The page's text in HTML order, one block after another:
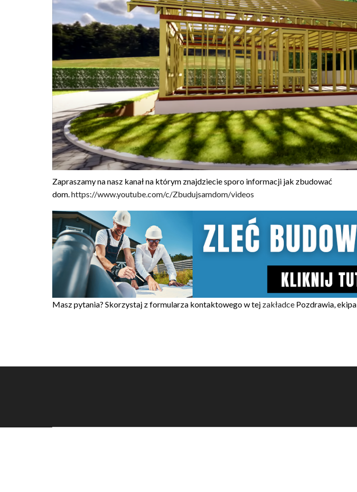
Zapraszamy na nasz kanał na którym znajdziecie sporo informacji jak zbudować
dom.https://www.youtube.com/c/Zbudujsamdom/videos
Masz pytania? Skorzystaj z formularza kontaktowego w tej zakładce Pozdrawia, ekipa